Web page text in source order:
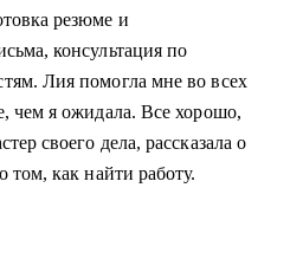
резюме и
консультация по
Лия помогла мне во всех
чем я ожидала. Все хорошо,
своего дела, рассказала о
как найти работу.